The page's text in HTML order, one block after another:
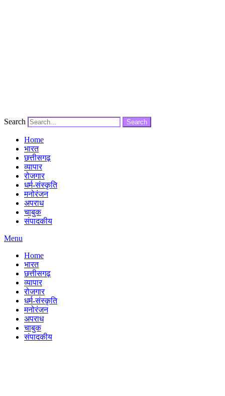
Search Search
Home
भारत
छत्तीसगढ़
व्यापार
रोजगार
धर्म-संस्कृति
मनोरंजन
अपराध
चाबुक
संपादकीय
Menu
Home
भारत
छत्तीसगढ़
व्यापार
रोजगार
धर्म-संस्कृति
मनोरंजन
अपराध
चाबुक
संपादकीय